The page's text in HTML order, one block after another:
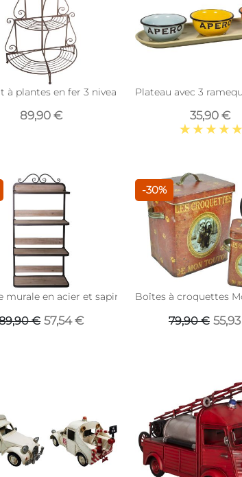
du bonheur)
à plantes en fer 3 niveaux Arabesque
89,90 €
Plateau avec 3
35,90 €
murale en acier et sapin
€ 57,54 €
-30%
Boîtes à croquettes
79,90 €